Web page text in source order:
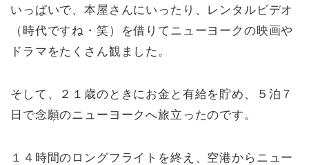
いっぱいで、本屋さんにいったり、レンタルビデオ
（時代ですね・笑）を借りてニューヨークの映画や
ドラマをたくさん観ました。
そして、２１歳のときにお金と有給を貯め、５泊７
日で念願のニューヨークへ旅立ったのです。
１４時間のロングフライトを終え、空港からニュー